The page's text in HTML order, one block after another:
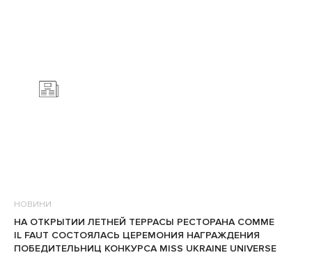
НОВИНИ
НА ОТКРЫТИИ ЛЕТНЕЙ ТЕРРАСЫ РЕСТОРАНА COMME
IL FAUT СОСТОЯЛАСЬ ЦЕРЕМОНИЯ НАГРАЖДЕНИЯ
ПОБЕДИТЕЛЬНИЦ КОНКУРСА MISS UKRAINE UNIVERSE